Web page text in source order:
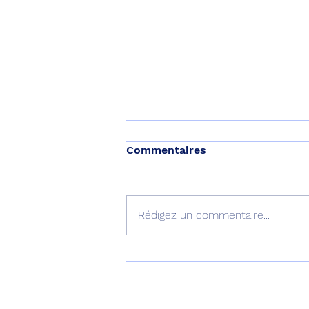
Commentaires
Rédigez un commentaire...